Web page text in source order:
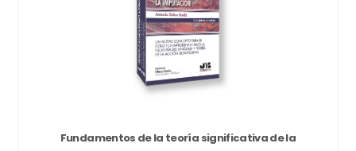
Fundamentos de la teoría significativa de la